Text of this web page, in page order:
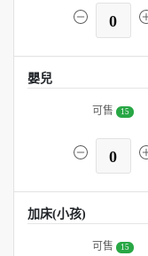
0
嬰兒
可售 15
0
加床(小孩)
可售 15